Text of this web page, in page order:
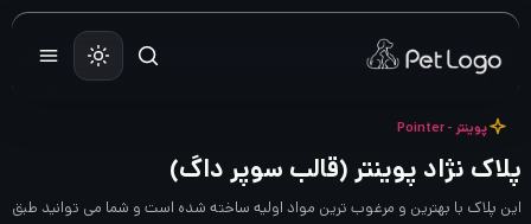
پرش
پوینتر - Pointer
پلاک نژاد پوینتر (قالب سوپر داگ)
این پلاک با بهترین و مرغوب ترین مواد اولیه ساخته شده است و شما می توانید طبق